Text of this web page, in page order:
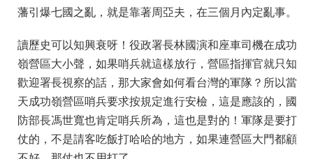
藩引爆七國之亂，就是靠著周亞夫，在三個月內定亂事。
讀歷史可以知興衰呀！役政署長林國演和座車司機在成功
嶺營區大小聲，如果哨兵就這樣放行，營區指揮官就只知
歡迎署長視察的話，那大家會如何看台灣的軍隊？所以當
天成功嶺營區哨兵要求按規定進行安檢，這是應該的，國
防部長馮世寬也肯定哨兵所為，這也是對的！軍隊是要打
仗的，不是請客吃飯打哈哈的地方，如果連營區大門都顧